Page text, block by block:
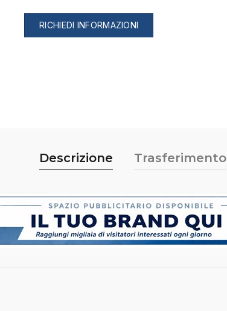
RICHIEDI INFORMAZIONI
Descrizione Trasferimento